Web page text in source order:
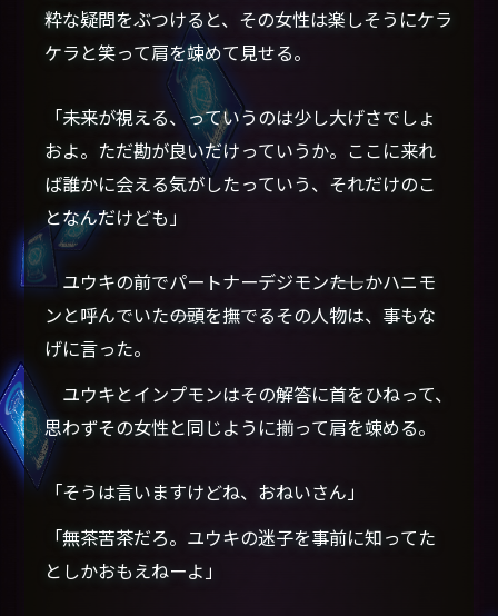
粋な疑問をぶつけると、その女性は楽しそうにケラ
ケラと笑って肩を竦めて見せる。
「――未来が視える、っていうのは少し大げさでしょ
およ。ただ勘が良いだけっていうか。ここに来れ
ば誰かに会える気がしたっていう、それだけのこ
となんだけども」
ユウキの前でパートナーデジモン――たしかハニモ
ンと呼んでいた――の頭を撫でるその人物は、事もな
げに言った。
ユウキとインプモンはその解答に首をひねって、
思わずその女性と同じように揃って肩を竦める。
「そうは言いますけどね、おねいさん」
「無茶苦茶だろ。ユウキの迷子を事前に知ってた
としかおもえねーよ」